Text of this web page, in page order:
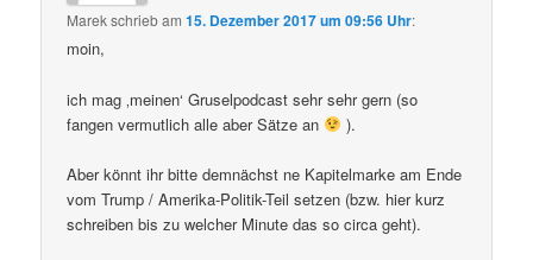
Marekschriebam15. Dezember 2017 um 09:56 Uhr:
moin,
ich mag ‚meinen‘ Gruselpodcast sehr sehr gern (so
fangen vermutlich alle aber Sätze an
).
Aber könnt ihr bitte demnächst ne Kapitelmarke am Ende
vom Trump / Amerika-Politik-Teil setzen (bzw. hier kurz
schreiben bis zu welcher Minute das so circa geht).